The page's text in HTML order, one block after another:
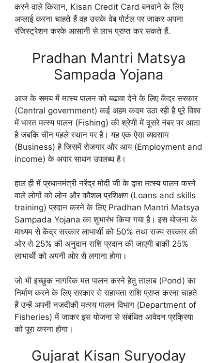
करने वाले किसान, Kisan Credit Card बनवाने के लिए
अप्लाई करना चाहते हैं वह उसके वेब पोर्टल पर जाकर अपना
रजिस्ट्रेशन करके आसानी से लाभ प्राप्त कर सकते हैं.
Pradhan Mantri Matsya
Sampada Yojana
आज के समय में मत्स्य पालन को बढ़ावा देने के लिए केंद्र सरकार
(Central government) कई अहम कदम उठा रही है पूरे विश्व
में भारत मत्स्य पालन (Fishing) की श्रेणी में दूसरे नंबर पर आता
है जबकि चीन पहले स्थान पर है। यह एक ऐसा व्यवसाय
(Business) है जिसमें रोजगार और आय (Employment and
income) के अपार साधन उपलब्ध है।
हाल ही में प्रधानमंत्री नरेंद्र मोदी जी के द्वारा मत्स्य पालन करने
वाले लोगों को लोन और कौशल प्रशिक्षण (Loans and skills
training) प्रदान करने के लिए Pradhan Mantri Matsya
Sampada Yojana का शुभारंभ किया गया है। इस योजना के
माध्यम से केंद्र सरकार लाभार्थी को 50% तथा राज्य सरकार की
ओर से 25% की अनुदान राशि प्रदान की जाएगी बाकी 25%
लाभार्थी को अपनी ओर से लगाना होगा।
जो भी इच्छुक नागरिक मत पालन करने हेतु तालाब (Pond) का
निर्माण करने के लिए सरकार से सहायता राशि प्राप्त करना चाहते
हैं उन्हें अपनी नजदीकी मत्स्य पालन विभाग (Department of
Fisheries) में जाकर इस योजना से संबंधित आवेदन प्रक्रिया
को पूरा करना होगा।
Gujarat Kisan Suryoday